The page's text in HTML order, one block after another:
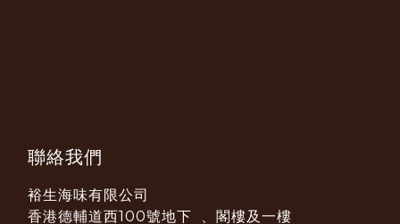
聯絡我們
裕生海味有限公司
香港德輔道西100號地下 、閣樓及一樓